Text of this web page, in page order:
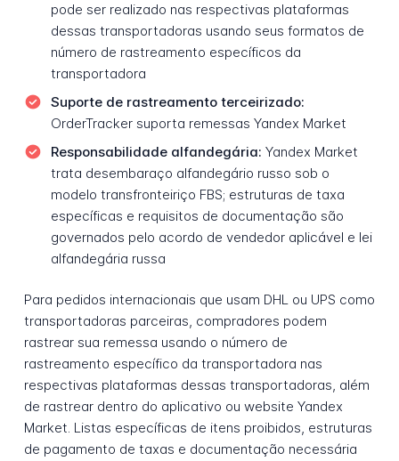
pode ser realizado nas respectivas plataformas
dessas transportadoras usando seus formatos de
número de rastreamento específicos da
transportadora
Suporte de rastreamento terceirizado:
OrderTracker suporta remessas Yandex Market
Responsabilidade alfandegária: Yandex Market
trata desembaraço alfandegário russo sob o
modelo transfronteiriço FBS; estruturas de taxa
específicas e requisitos de documentação são
governados pelo acordo de vendedor aplicável e lei
alfandegária russa
Para pedidos internacionais que usam DHL ou UPS como
transportadoras parceiras, compradores podem
rastrear sua remessa usando o número de
rastreamento específico da transportadora nas
respectivas plataformas dessas transportadoras, além
de rastrear dentro do aplicativo ou website Yandex
Market. Listas específicas de itens proibidos, estruturas
de pagamento de taxas e documentação necessária